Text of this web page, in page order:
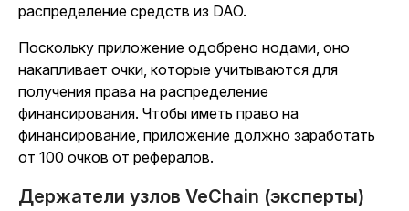
распределение средств из DAO.
Поскольку приложение одобрено нодами, оно
накапливает очки, которые учитываются для
получения права на распределение
финансирования. Чтобы иметь право на
финансирование, приложение должно заработать
от 100 очков от рефералов.
Держатели узлов VeChain (эксперты)